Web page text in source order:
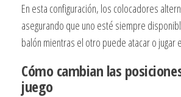
En esta configuración, los colocadores
asegurando que uno esté siempre
balón mientras el otro puede atacar o jugar
Cómo cambian las
juego